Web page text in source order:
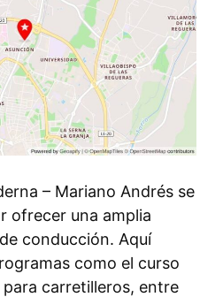
– Mariano Andrés se
ofrecer una amplia
conducción. Aquí
como el curso
carretilleros, entre